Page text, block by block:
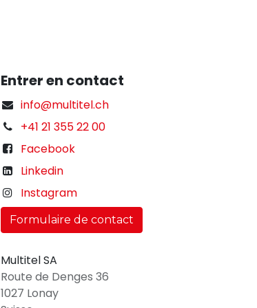
Entrer en contact
info@multitel.ch
+41 21 355 22 00
Facebook
Linkedin
Instagram
Formulaire de contact
Multitel SA
Route de Denges 36
1027 Lonay